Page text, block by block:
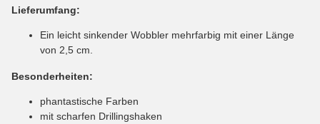
Lieferumfang:
Ein leicht sinkender Wobbler mehrfarbig mit einer Länge
von 2,5 cm.
Besonderheiten:
phantastische Farben
mit scharfen Drillingshaken